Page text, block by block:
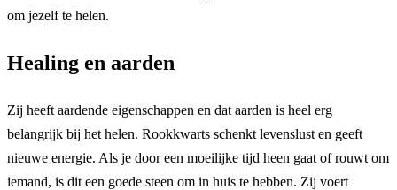
om jezelf te helen.
Healing en aarden
Zij heeft aardende eigenschappen en dat aarden is heel erg
belangrijk bij het helen. Rookkwarts schenkt levenslust en geeft
nieuwe energie. Als je door een moeilijke tijd heen gaat of rouwt om
iemand, is dit een goede steen om in huis te hebben. Zij voert